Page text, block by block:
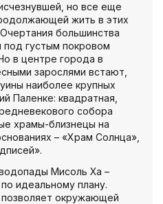
но все еще
жить в этих
большинства
под густым покровом
в центре города в
зарослями встают,
наиболее крупных
Паленке: квадратная,
собора
храмы-близнецы на
– «Храм Солнца»,
Мисоль Ха –
идеальному плану.
окружающей